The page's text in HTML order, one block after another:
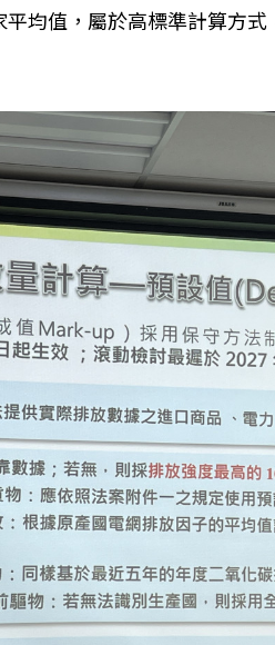
均值，屬於高標準計算方